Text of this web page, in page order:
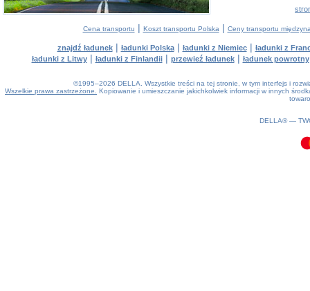
Cena transportu | Koszt transportu Polska | Ceny transportu
znajdź ładunek| ładunki Polska| ładunki z Niemiec| ładunki z
ładunki z Litwy| ładunki z Finlandii| przewieź ładunek| ładunek powrotny
©1995–2026 DELLA. Wszystkie treści na tej stronie, w tym interfejs i
Wszelkie prawa zastrzeżone.
Kopiowanie i umieszczanie jakichkolwiek informacji w innych
DELLA® —